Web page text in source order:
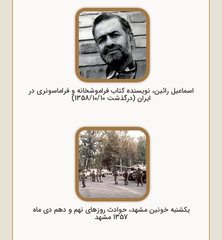
اسماعیل رائین، نویسنده کتاب فراموشخانه و فراماسونری در
ایران (درگذشت 1358/10/10)
یکشنبه خونین مشهد، حوادث روزهای نهم و دهم دی ماه
1357 مشهد